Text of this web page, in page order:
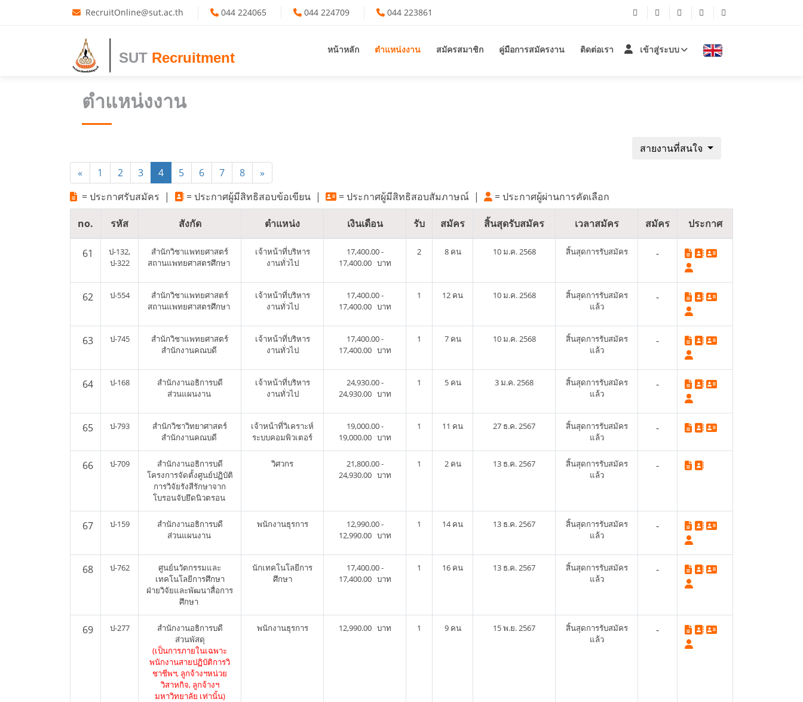
RecruitOnline@sut.ac.th 044 224065 044 224709 044 223861
SUT Recruitment หน้าหลัก ตำแหน่งงาน สมัครสมาชิก คู่มือการสมัครงาน ติดต่อเรา เข้าสู่ระบบ
ตำแหน่งงาน
สายงานที่สนใจ
«
1 2 3 4 5 6 7 8
»
= ประกาศรับสมัคร | = ประกาศผู้มีสิทธิสอบข้อเขียน | = ประกาศผู้มีสิทธิสอบสัมภาษณ์ | = ประกาศผู้ผ่านการคัดเลือก
no. รหัส สังกัด ตำแหน่ง เงินเดือน รับ สมัคร สิ้นสุดรับสมัคร เวลาสมัคร สมัคร ประกาศ
61
ป-132,
ป-322
สำนักวิชาแพทยศาสตร์
สถานแพทยศาสตรศึกษา
เจ้าหน้าที่บริหาร
งานทั่วไป
17,400.00 -
17,400.00 บาท
2 8 คน 10 ม.ค. 2568 สิ้นสุดการรับสมัคร -
62 ป-554
สำนักวิชาแพทยศาสตร์
สถานแพทยศาสตรศึกษา
เจ้าหน้าที่บริหาร
งานทั่วไป
17,400.00 -
17,400.00 บาท
1 12 คน 10 ม.ค. 2568
สิ้นสุดการรับสมัคร
แล้ว
-
63 ป-745
สำนักวิชาแพทยศาสตร์
สำนักงานคณบดี
เจ้าหน้าที่บริหาร
งานทั่วไป
17,400.00 -
17,400.00 บาท
1 7 คน 10 ม.ค. 2568
สิ้นสุดการรับสมัคร
แล้ว
-
64 ป-168
สำนักงานอธิการบดี
ส่วนแผนงาน
เจ้าหน้าที่บริหาร
งานทั่วไป
24,930.00 -
24,930.00 บาท
1 5 คน 3 ม.ค. 2568
สิ้นสุดการรับสมัคร
แล้ว
-
65 ป-793
สำนักวิชาวิทยาศาสตร์
สำนักงานคณบดี
เจ้าหน้าที่วิเคราะห์
ระบบคอมพิวเตอร์
19,000.00 -
19,000.00 บาท
1 11 คน 27 ธ.ค. 2567
สิ้นสุดการรับสมัคร
แล้ว
-
66 ป-709
สำนักงานอธิการบดี
โครงการจัดตั้งศูนย์ปฏิบัติ
การวิจัยรังสีรักษาจาก
โบรอนจับยึดนิวตรอน
วิศวกร
21,800.00 -
24,930.00 บาท
1 2 คน 13 ธ.ค. 2567
สิ้นสุดการรับสมัคร
แล้ว
-
67 ป-159
สำนักงานอธิการบดี
ส่วนแผนงาน
พนักงานธุรการ
12,990.00 -
12,990.00 บาท
1 14 คน 13 ธ.ค. 2567
สิ้นสุดการรับสมัคร
แล้ว
-
68 ป-762
ศูนย์นวัตกรรมและ
เทคโนโลยีการศึกษา
ฝ่ายวิจัยและพัฒนาสื่อการ
ศึกษา
นักเทคโนโลยีการ
ศึกษา
17,400.00 -
17,400.00 บาท
1 16 คน 13 ธ.ค. 2567
สิ้นสุดการรับสมัคร
แล้ว
-
69 ป-277
สำนักงานอธิการบดี
ส่วนพัสดุ
(เป็นการภายในเฉพาะ
พนักงานสายปฏิบัติการวิ
ชาชีพฯ, ลูกจ้างฯหน่วย
วิสาหกิจ, ลูกจ้างฯ
มหาวิทยาลัย เท่านั้น)
พนักงานธุรการ 12,990.00 บาท 1 9 คน 15 พ.ย. 2567
สิ้นสุดการรับสมัคร
แล้ว
-